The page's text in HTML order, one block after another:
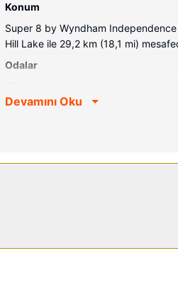
Konum
Super 8 by Wyndham
Hill Lake ile 29,2 km (18,1 mi)
Odalar
kanalları vardır. Özel banyo, duş/
Misafirlere her gün 6 ve 9 arasında
Devamını Oku